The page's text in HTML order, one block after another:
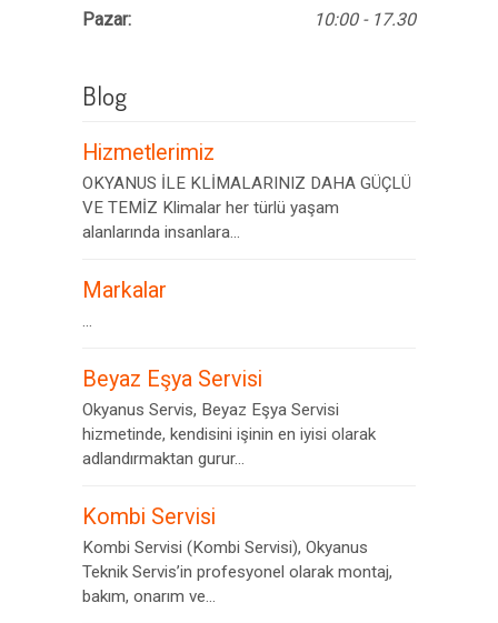
Pazar:
10:00 - 17.30
Blog
Hizmetlerimiz
OKYANUS İLE KLİMALARINIZ DAHA GÜÇLÜ
VE TEMİZ Klimalar her türlü yaşam
alanlarında insanlara...
Markalar
...
Beyaz Eşya Servisi
Okyanus Servis, Beyaz Eşya Servisi
hizmetinde, kendisini işinin en iyisi olarak
adlandırmaktan gurur...
Kombi Servisi
Kombi Servisi (Kombi Servisi), Okyanus
Teknik Servis’in profesyonel olarak montaj,
bakım, onarım ve...